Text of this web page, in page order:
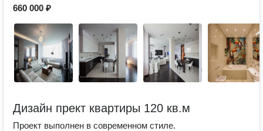
660 000 ₽
Дизайн прект квартиры 120 кв.м
Проект выполнен в современном стиле.